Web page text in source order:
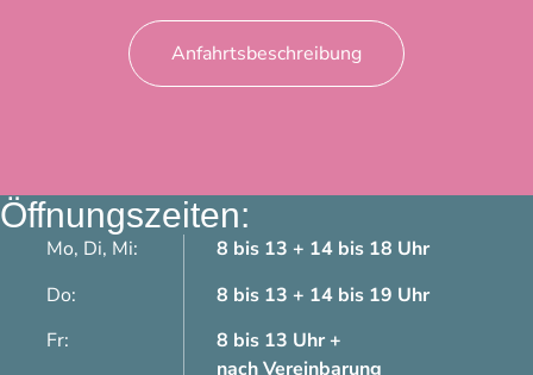
Öffnungszeiten:
Mo, Di, Mi:
Do:
Fr:
8 bis 13 + 14 bis 18 Uhr
8 bis 13 + 14 bis 19 Uhr
8 bis 13 Uhr +
nach Vereinbarung
Anfahrtsbeschreibung